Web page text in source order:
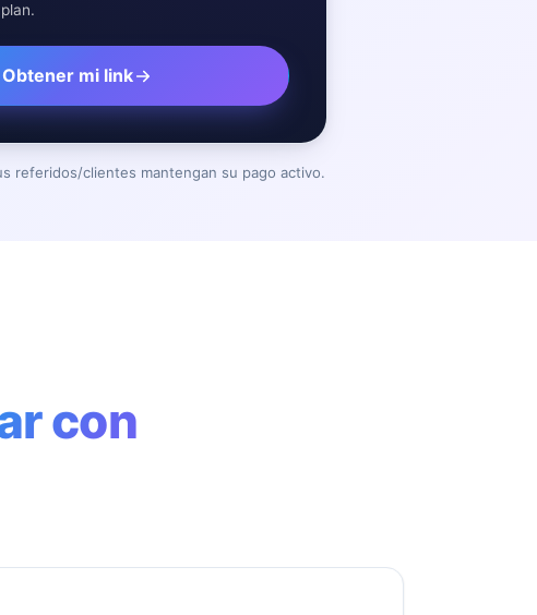
Obtener mi link
referidos/clientes mantengan su pago activo.
con